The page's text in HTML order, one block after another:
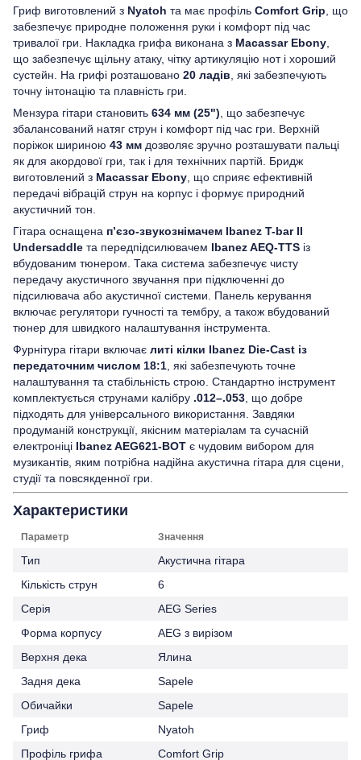
Гриф виготовлений з Nyatoh та має профіль Comfort Grip , що
забезпечує природне положення руки і комфорт під час
тривалої гри. Накладка грифа виконана з Macassar Ebony
що забезпечує щільну атаку, чітку артикуляцію нот і хороший
сустейн. На грифі розташовано 20 ладів , які забезпечують
точну інтонацію та плавність гри.
Мензура гітари становить 634 мм (25") , що забезпечує
збалансований натяг струн і комфорт під час гри. Верхній
поріжок шириною 43 мм дозволяє зручно розташувати пальці
як для акордової гри, так і для технічних партій. Бридж
виготовлений з Macassar Ebony , що сприяє ефективній
передачі вібрацій струн на корпус і формує природний
акустичний тон.
Гітара оснащена п’єзо-звукознімачем Ibanez T-bar II
Undersaddle та передпідсилювачем Ibanez AEQ-TTS із
вбудованим тюнером. Така система забезпечує чисту
передачу акустичного звучання при підключенні до
підсилювача або акустичної системи. Панель керування
включає регулятори гучності та тембру, а також вбудований
тюнер для швидкого налаштування інструмента.
Фурнітура гітари включає литі кілки Ibanez Die-Cast із
передаточним числом 18:1 , які забезпечують точне
налаштування та стабільність строю. Стандартно інструмент
комплектується струнами калібру .012–.053 , що добре
підходять для універсального використання. Завдяки
продуманій конструкції, якісним матеріалам та сучасній
електроніці Ibanez AEG621-BOT є чудовим вибором для
музикантів, яким потрібна надійна акустична гітара для сцени,
студії та повсякденної гри.
Характеристики
Параметр Значення
Тип
Акустична гітара
Кількість струн
6
Серія
AEG Series
Форма корпусу
AEG з вирізом
Верхня дека
Ялина
Задня дека
Sapele
Обичайки
Sapele
Гриф
Nyatoh
Профіль грифа
Comfort Grip